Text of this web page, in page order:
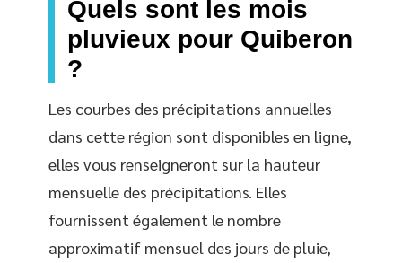
Quels sont les mois
pluvieux pour Quiberon
?
Les courbes des précipitations annuelles
dans cette région sont disponibles en ligne,
elles vous renseigneront sur la hauteur
mensuelle des précipitations. Elles
fournissent également le nombre
approximatif mensuel des jours de pluie,